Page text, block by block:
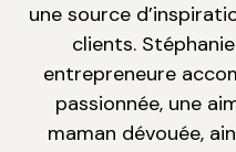
une source
clients.
entrepreneure
passionnée, une
maman dévouée,